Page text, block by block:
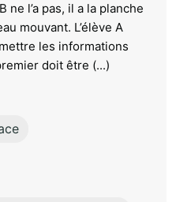
ne l’a pas, il a la planche
mouvant. L’élève A
les informations
doit être (...)